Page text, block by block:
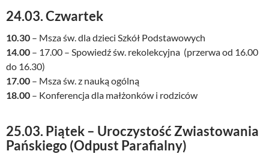
24.03. Czwartek
10.30 – Msza św. dla dzieci Szkół Podstawowych
14.00 – 17.00 – Spowiedź św. rekolekcyjna (przerwa od 16.00
do 16.30)
17.00 – Msza św. z nauką ogólną
18.00 – Konferencja dla małżonków i rodziców
25.03. Piątek – Uroczystość Zwiastowania
Pańskiego (Odpust Parafialny)